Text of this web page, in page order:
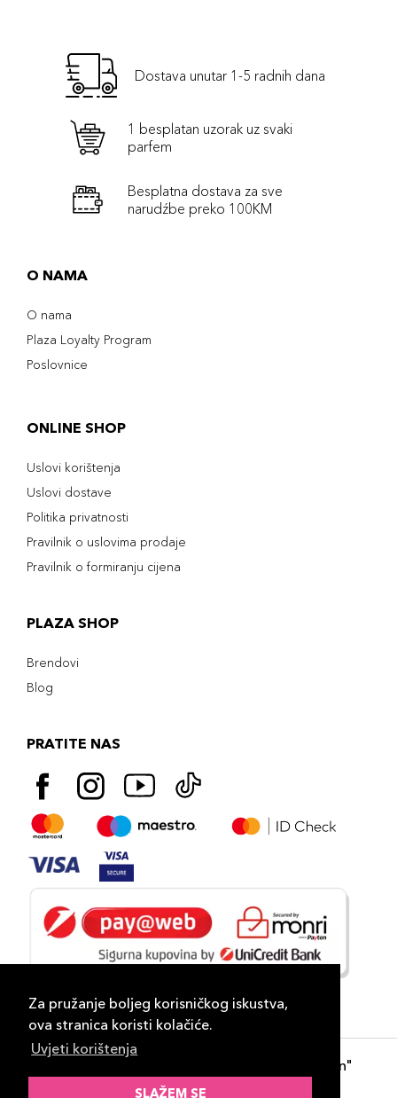
Za pružanje boljeg korisničkog iskustva,
ova stranica koristi kolačiće.
Uvjeti korištenja
SLAŽEM SE
Dostava unutar 1-5 radnih dana
1 besplatan uzorak uz svaki
parfem
Besplatna dostava za sve
narudźbe preko 100KM
O NAMA
O nama
Plaza Loyalty Program
Poslovnice
ONLINE SHOP
Uslovi korištenja
Uslovi dostave
Politika privatnosti
Pravilnik o uslovima prodaje
Pravilnik o formiranju cijena
PLAZA SHOP
Brendovi
Blog
PRATITE NAS
- "DP Lux Distribution"
d.o.o. Banja Luka